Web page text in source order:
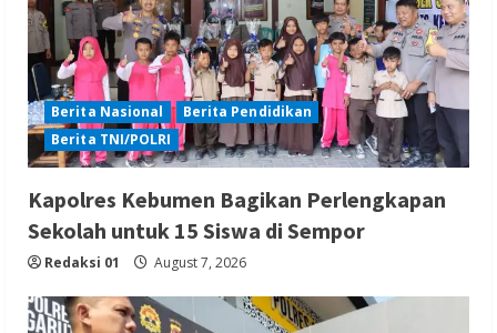
Berita Nasional
Berita Pendidikan
Berita TNI/POLRI
Kapolres Kebumen Bagikan Perlengkapan
Sekolah untuk 15 Siswa di Sempor
Redaksi 01 August 7, 2026